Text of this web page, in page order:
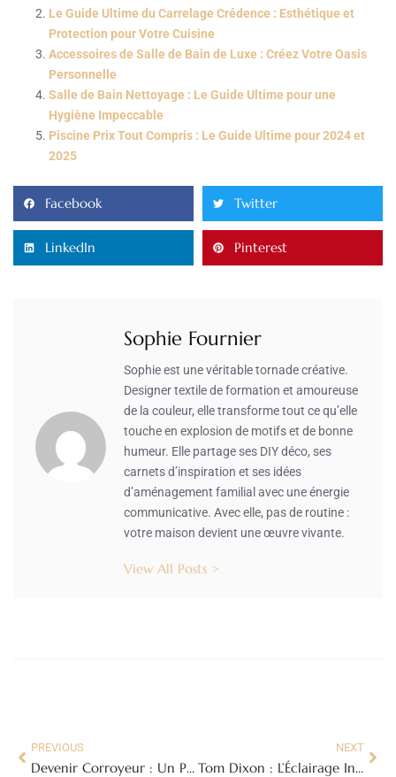
Le Guide Ultime du Carrelage Crédence : Esthétique et
Protection pour Votre Cuisine
Accessoires de Salle de Bain de Luxe : Créez Votre Oasis
Personnelle
Salle de Bain Nettoyage : Le Guide Ultime pour une
Hygiène Impeccable
Piscine Prix Tout Compris : Le Guide Ultime pour 2024 et
2025
Facebook Twitter
LinkedIn Pinterest
Sophie Fournier
Sophie est une véritable tornade créative.
Designer textile de formation et amoureuse
de la couleur, elle transforme tout ce qu’elle
touche en explosion de motifs et de bonne
humeur. Elle partage ses DIY déco, ses
carnets d’inspiration et ses idées
d’aménagement familial avec une énergie
communicative. Avec elle, pas de routine :
votre maison devient une œuvre vivante.
View All Posts >
PREVIOUS
Devenir Corroyeur : Un Parcours d’Excellence avec lesailesdelaliberte.fr
NEXT
Tom Dixon : L’Éclairage Innovant et le Design Iconique